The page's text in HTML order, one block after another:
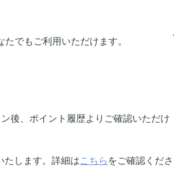
でもご利用いただけます。
後、ポイント履歴よりご確認いただけ
します。詳細はこちら をご確認くださ